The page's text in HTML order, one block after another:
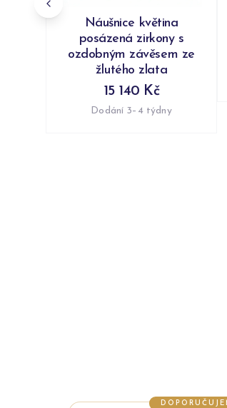
Náušnice květina
posázená zirkony s
ozdobným závěsem ze
žlutého zlata
15 140 Kč
Dodání 3–4 týdny